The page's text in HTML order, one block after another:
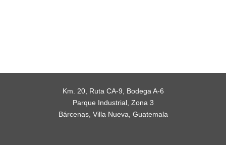
Km. 20, Ruta CA-9, Bodega A-6
Parque Industrial, Zona 3
Bárcenas, Villa Nueva, Guatemala